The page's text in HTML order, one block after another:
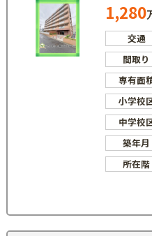
1,280
交通
間取り
専有面
小学校
中学校
築年月
所在階